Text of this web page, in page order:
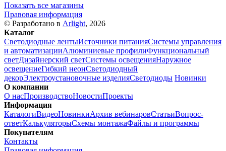
Показать все магазины
Правовая информация
© Разработано в Arlight, 2026
Каталог
Светодиодные лентыИсточники питанияСистемы управления
и автоматизацииАлюминиевые профилиФункциональный
светДизайнерский светСистемы освещенияНаружное
освещениеГибкий неонСветодиодный
декорЭлектроустановочные изделияСветодиоды Новинки
О компании
О насПроизводствоНовостиПроекты
Информация
КаталогиВидеоНовинкиАрхив вебинаровСтатьиВопрос-
ответКалькуляторыСхемы монтажаФайлы и программы
Покупателям
Контакты